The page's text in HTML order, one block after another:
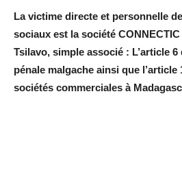
La victime directe et personnelle
sociaux est la société
Tsilavo, simple associé : L’article
pénale malgache ainsi que l’article
sociétés commerciales à